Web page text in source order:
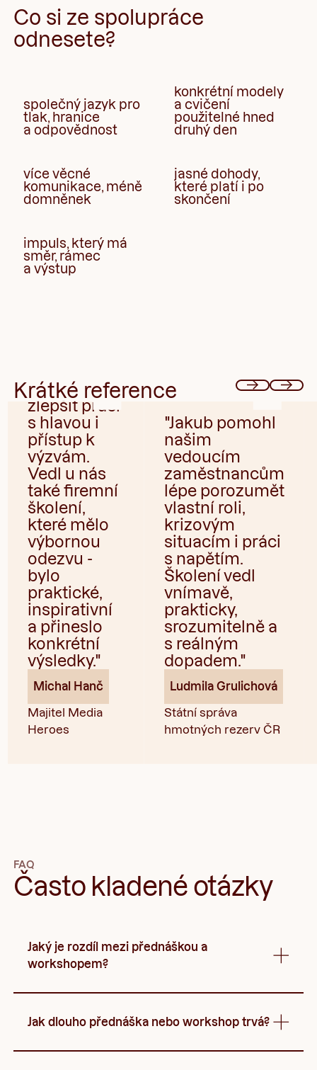
Co si ze spolupráce
odnesete?
společný jazyk pro
tlak, hranice
a odpovědnost
konkrétní modely
a cvičení
použitelné hned
druhý den
více věcné
komunikace, méně
domněnek
jasné dohody,
které platí i po
skončení
impuls, který má
směr, rámec
a výstup
Krátké reference
"Jakub je
skvělý kouč
tématech,
zlepšit práci
s hlavou i
přístup k
výzvám.
Vedl u nás
také firemní
školení,
které mělo
výbornou
odezvu -
bylo
praktické,
inspirativní
a přineslo
konkrétní
výsledky."
Michal Hanč
Majitel Media
Heroes
"Jakub pomohl
našim
vedoucím
zaměstnancům
lépe porozumět
vlastní roli,
krizovým
situacím i práci
s napětím.
Školení vedl
vnímavě,
prakticky,
srozumitelně a
s reálným
dopadem."
Ludmila Grulichová
Státní správa
hmotných rezerv ČR
FAQ
Často kladené otázky
Jaký je rozdíl mezi přednáškou a
workshopem?
Jak dlouho přednáška nebo workshop trvá?